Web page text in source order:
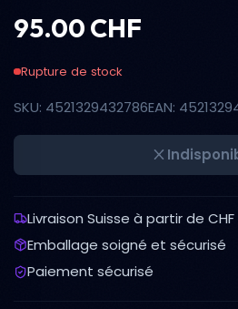
95.00 CHF
Rupture de stock
SKU: 4521329432786EAN:
Livraison Suisse à partir de CHF
Emballage soigné et sécurisé
Paiement sécurisé